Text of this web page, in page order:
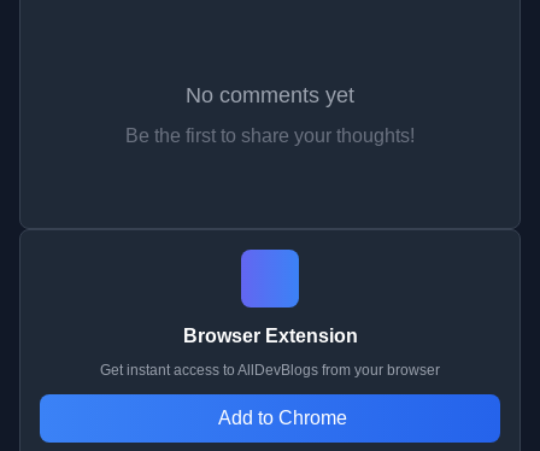
No comments yet
Be the first to share your thoughts!
Browser Extension
Get instant access to AllDevBlogs from your browser
Add to Chrome